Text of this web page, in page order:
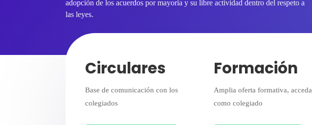
adopción de los acuerdos por mayoría y su libre actividad dentro del respeto a
las leyes.
Circulares
Base de comunicación con los
colegiados
Formación
Amplia oferta formativa, acceda
como colegiado